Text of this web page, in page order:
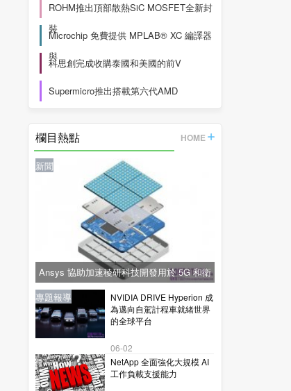
ROHM推出頂部散熱SiC MOSFET全新封
裝
Microchip 免費提供 MPLAB® XC 編譯器
與
科思創完成收購泰國和美國的前V
Supermicro推出搭載第六代AMD
EPYC™
欄目熱點 HOME
新聞
Ansys 協助加速稜研科技開發用於 5G 和衛
星通訊的下一代毫米波技術
新聞
NVIDIA DRIVE Hyperion 成
為邁向自駕計程車就緒世界
的全球平台
06-02
新聞
NetApp 全面強化大規模 AI
工作負載支援能力
專題報導
新聞
專題報導